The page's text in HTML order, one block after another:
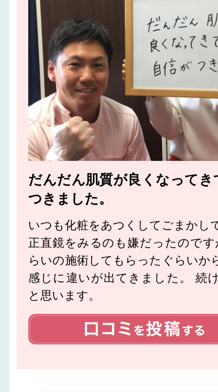
だんだん肌質が良くなってき
つきました。
いつも化粧をあつくしてごまかし
正直鏡をみるのも嫌だったので
らいの施術してもらったぐらいか
感じに違いが出てきました。 続
と思います。